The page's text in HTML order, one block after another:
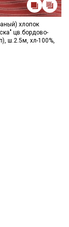
(не
цвета
и в
хлопок
цв.бордово-
ш.2.5м, хл-100%,